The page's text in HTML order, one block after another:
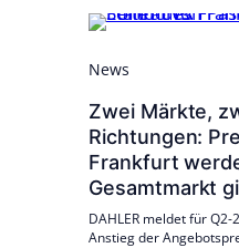
News
Zwei Märkte,
Richtungen:
Frankfurt
Gesamtmarkt
DAHLER meldet für
Anstieg der